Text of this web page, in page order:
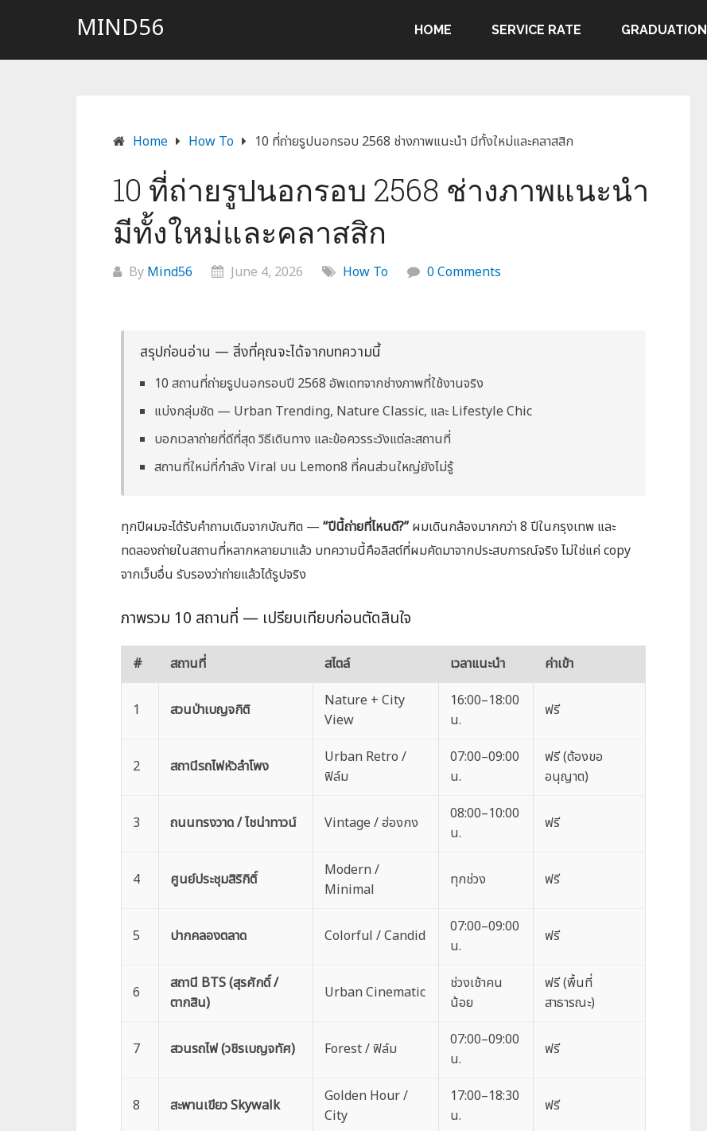
MIND56 HOME SERVICE RATE GRADUATION
Home How To 10 ที่ถ่ายรูปนอกรอบ 2568 ช่างภาพแนะนำ มีทั้งใหม่และคลาสสิก
10 ที่ถ่ายรูปนอกรอบ 2568 ช่างภาพแนะนำ
มีทั้งใหม่และคลาสสิก
By Mind56 June 4, 2026 How To 0 Comments
สรุปก่อนอ่าน — สิ่งที่คุณจะได้จากบทความนี้
10 สถานที่ถ่ายรูปนอกรอบปี 2568 อัพเดทจากช่างภาพที่ใช้งานจริง
แบ่งกลุ่มชัด — Urban Trending, Nature Classic, และ Lifestyle Chic
บอกเวลาถ่ายที่ดีที่สุด วิธีเดินทาง และข้อควรระวังแต่ละสถานที่
สถานที่ใหม่ที่กำลัง Viral บน Lemon8 ที่คนส่วนใหญ่ยังไม่รู้
ทุกปีผมจะได้รับคำถามเดิมจากบัณฑิต — “ปีนี้ถ่ายที่ไหนดี?” ผมเดินกล้องมากกว่า 8 ปีในกรุงเทพ และ
ทดลองถ่ายในสถานที่หลากหลายมาแล้ว บทความนี้คือลิสต์ที่ผมคัดมาจากประสบการณ์จริง ไม่ใช่แค่ copy
จากเว็บอื่น รับรองว่าถ่ายแล้วได้รูปจริง
ภาพรวม 10 สถานที่ — เปรียบเทียบก่อนตัดสินใจ
# สถานที่ สไตล์ เวลาแนะนำ ค่าเข้า
1 สวนป่าเบญจกิติ
Nature + City
View
16:00–18:00
น.
ฟรี
2 สถานีรถไฟหัวลำโพง
Urban Retro /
ฟิล์ม
07:00–09:00
น.
ฟรี (ต้องขอ
อนุญาต)
3 ถนนทรงวาด / ไชน่าทาวน์ Vintage / ฮ่องกง
08:00–10:00
น.
ฟรี
4 ศูนย์ประชุมสิริกิติ์
Modern /
Minimal
ทุกช่วง ฟรี
5 ปากคลองตลาด Colorful / Candid
07:00–09:00
น.
ฟรี
6
สถานี BTS (สุรศักดิ์ /
ตากสิน)
Urban Cinematic
ช่วงเช้าคน
น้อย
ฟรี (พื้นที่
สาธารณะ)
7 สวนรถไฟ (วชิรเบญจทัศ) Forest / ฟิล์ม
07:00–09:00
น.
ฟรี
8 สะพานเขียว Skywalk
Golden Hour /
City
17:00–18:30
น.
ฟรี